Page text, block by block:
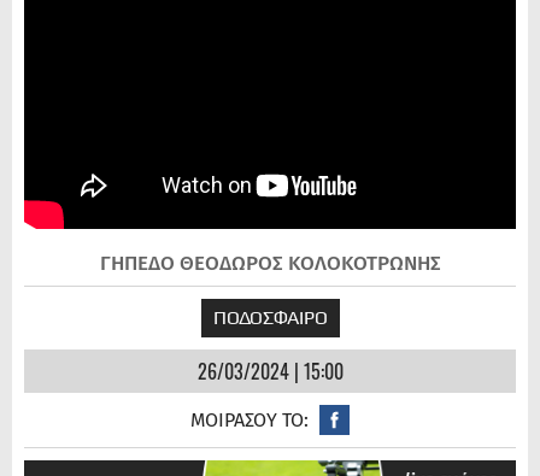
ΓΗΠΕΔΟ ΘΕΟΔΩΡΟΣ ΚΟΛΟΚΟΤΡΩΝΗΣ
ΠΟΔΟΣΦΑΙΡΟ
26/03/2024 | 15:00
ΜΟΙΡΑΣΟΥ ΤΟ: